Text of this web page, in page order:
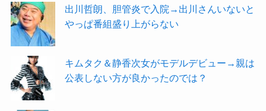
出川哲朗、胆管炎で入院→出川さんいないと
やっぱ番組盛り上がらない
キムタク＆静香次女がモデルデビュー→親は
公表しない方が良かったのでは？